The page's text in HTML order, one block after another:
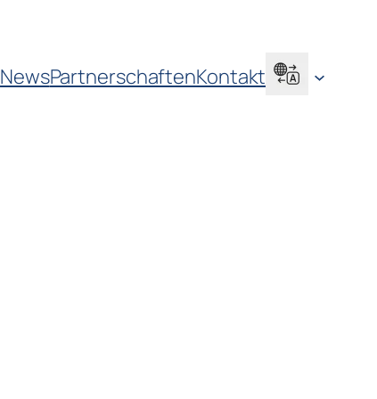
NewsPartnerschaftenKontakt